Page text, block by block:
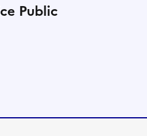
Public